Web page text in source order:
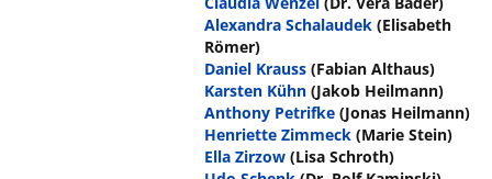
Alexandra Schalaudek (Elisabeth
Römer)
Daniel Krauss (Fabian Althaus)
Karsten Kühn (Jakob Heilmann)
Anthony Petrifke (Jonas Heilmann)
Henriette Zimmeck (Marie Stein)
Ella Zirzow (Lisa Schroth)